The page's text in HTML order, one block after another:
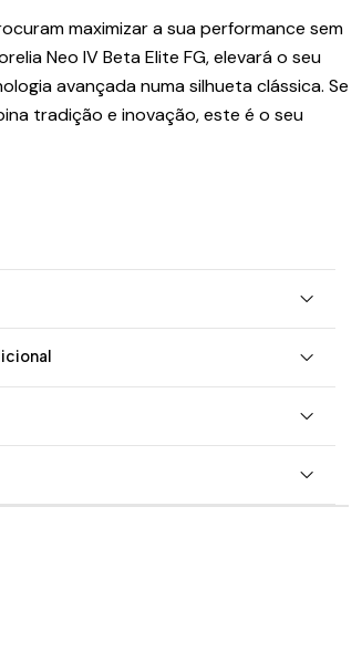
maximizar a sua performance sem
Neo IV Beta Elite FG, elevará o seu
avançada numa silhueta clássica. Se
tradição e inovação, este é o seu